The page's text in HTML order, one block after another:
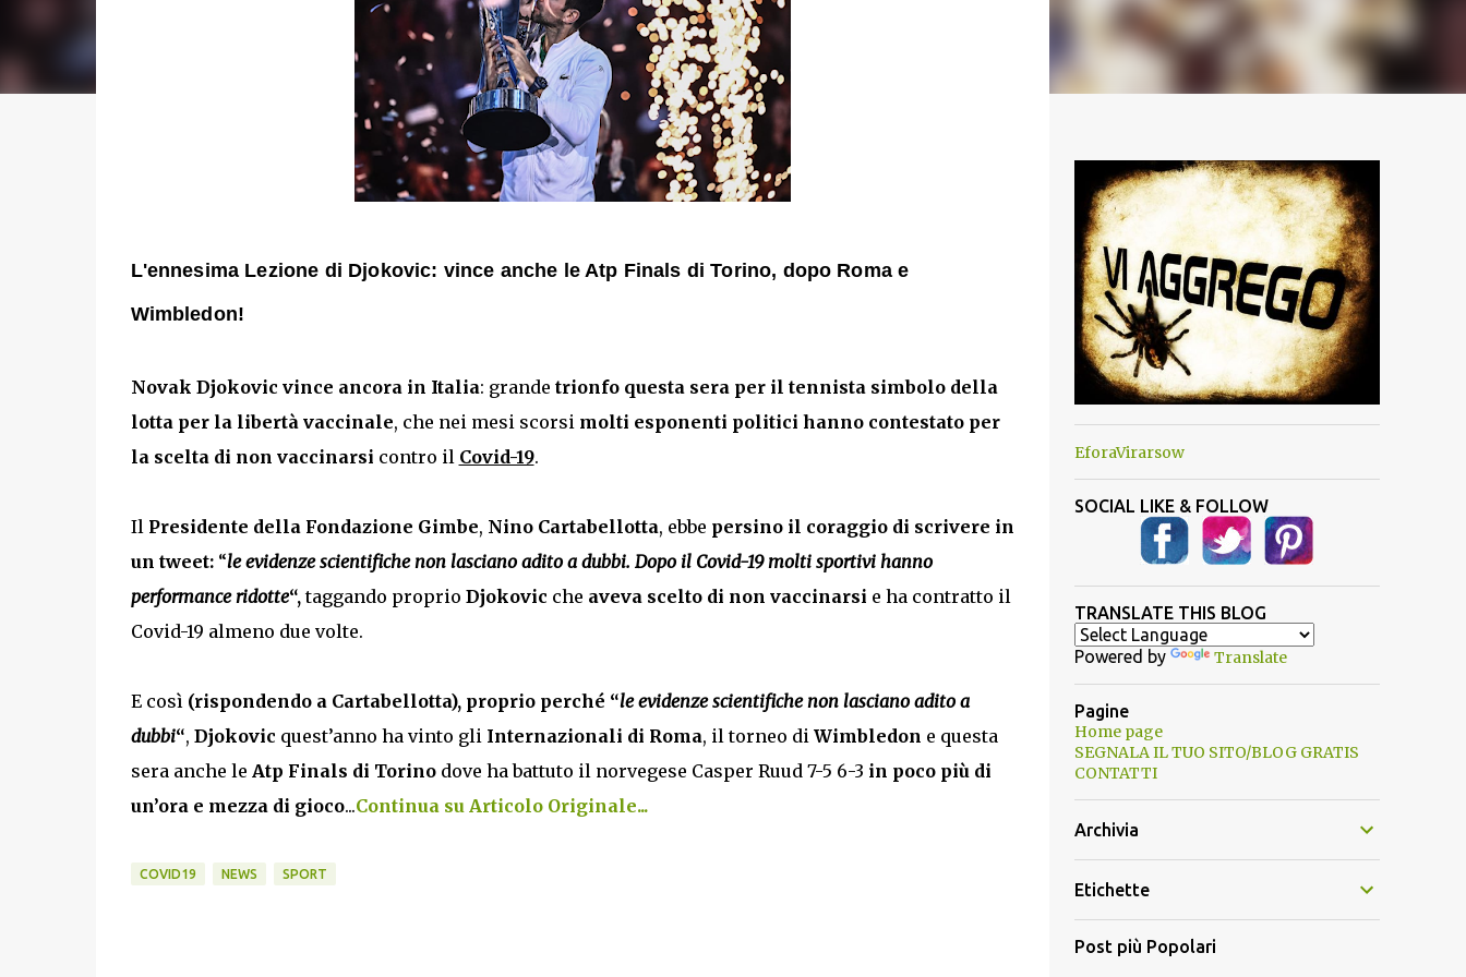
L'ennesima Lezione di Djokovic: vince anche le Atp Finals di Torino, dopo Roma e
Wimbledon!
Novak Djokovic vince ancora in Italia: grande trionfo questa sera per il tennista simbolo della
lotta per la libertà vaccinale, che nei mesi scorsi molti esponenti politici hanno contestato per
la scelta di non vaccinarsi contro il Covid-19.
IlPresidente della Fondazione Gimbe, Nino Cartabellotta, ebbe persino il coraggio di scrivere in
un tweet:“le evidenze scientifiche non lasciano adito a dubbi. Dopo il Covid-19 molti sportivi hanno
performance ridotte“,taggando proprio Djokovic che aveva scelto di non vaccinarsi e ha contratto il
Covid-19 almeno due volte.
E così (rispondendo a Cartabellotta), proprio perché “le evidenze scientifiche non lasciano adito a
dubbi“, Djokovic quest’anno ha vinto gli Internazionali di Roma, il torneo di Wimbledon e questa
sera anche le Atp Finals di Torinodove ha battuto il norvegese Casper Ruud 7-5 6-3 in poco più di
un’ora e mezza di gioco...Continua su Articolo Originale...
COVID19 NEWS SPORT
EforaVirarsow
SOCIAL LIKE & FOLLOW
TRANSLATE THIS BLOG
Powered by Translate
Pagine
Home page
SEGNALA IL TUO SITO/BLOG GRATIS
CONTATTI
Archivia
Etichette
Post più Popolari